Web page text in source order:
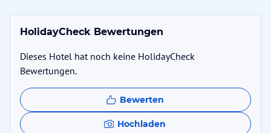
HolidayCheck Bewertungen
Dieses Hotel hat noch keine HolidayCheck
Bewertungen.
Bewerten
Hochladen